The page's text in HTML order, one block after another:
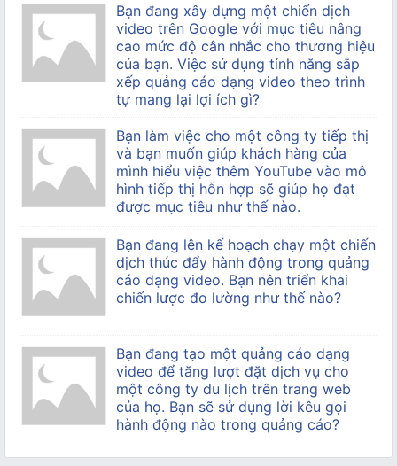
Bạn đang xây dựng một chiến dịch
video trên Google với mục tiêu nâng
cao mức độ cân nhắc cho thương hiệu
của bạn. Việc sử dụng tính năng sắp
xếp quảng cáo dạng video theo trình
tự mang lại lợi ích gì?
Bạn làm việc cho một công ty tiếp thị
và bạn muốn giúp khách hàng của
mình hiểu việc thêm YouTube vào mô
hình tiếp thị hỗn hợp sẽ giúp họ đạt
được mục tiêu như thế nào.
Bạn đang lên kế hoạch chạy một chiến
dịch thúc đẩy hành động trong quảng
cáo dạng video. Bạn nên triển khai
chiến lược đo lường như thế nào?
Bạn đang tạo một quảng cáo dạng
video để tăng lượt đặt dịch vụ cho
một công ty du lịch trên trang web
của họ. Bạn sẽ sử dụng lời kêu gọi
hành động nào trong quảng cáo?